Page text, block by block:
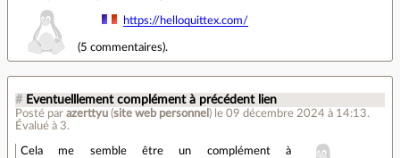
https://helloquittex.com/
(5 commentaires).
# Eventuelllement complément à précédent lien
Posté par azerttyu (site web personnel ) le 09 décembre 2024 à 14:13.
Évalué à 3.
Cela me semble être un complément à